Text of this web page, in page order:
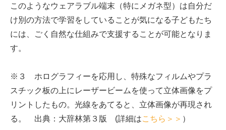
このようなウェアラブル端末（特にメガネ型）は自分だ
け別の方法で学習をしていることが気になる子どもたち
には、ごく自然な仕組みで支援することが可能となりま
す。
※３ ホログラフィーを応用し、特殊なフィルムやプラ
スチック板の上にレーザービームを使って立体画像をプ
リントしたもの。光線をあてると、立体画像が再現され
る。 出典：大辞林第３版 (詳細はこちら＞＞ ）